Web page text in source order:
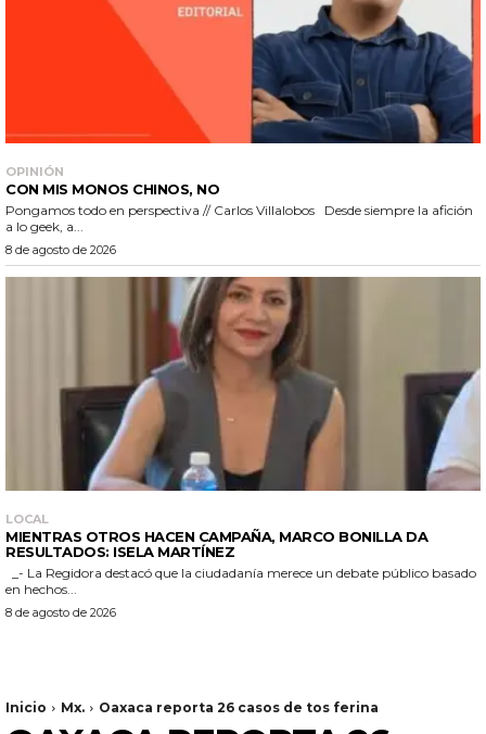
OPINIÓN
CON MIS MONOS CHINOS, NO
Pongamos todo en perspectiva // Carlos Villalobos Desde siempre la afición
a lo geek, a...
8 de agosto de 2026
LOCAL
MIENTRAS OTROS HACEN CAMPAÑA, MARCO BONILLA DA
RESULTADOS: ISELA MARTÍNEZ
en hechos...
8 de agosto de 2026